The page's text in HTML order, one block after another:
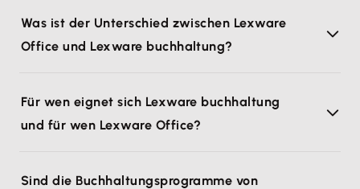
Was ist der Unterschied zwischen Lexware
Office und Lexware buchhaltung?
Für wen eignet sich Lexware buchhaltung
und für wen Lexware Office?
Sind die Buchhaltungsprogramme von